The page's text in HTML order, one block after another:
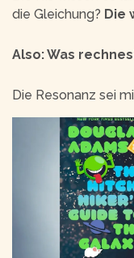
die Gleichung? Die
Also: Was
Die Resonanz sei